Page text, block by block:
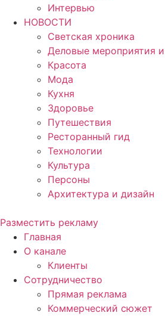
Интервью
НОВОСТИ
Светская хроника
Деловые мероприятия и
Красота
Мода
Кухня
Здоровье
Путешествия
Ресторанный гид
Технологии
Культура
Персоны
Архитектура и дизайн
Разместить рекламу
Главная
О канале
Клиенты
Сотрудничество
Прямая реклама
Коммерческий сюжет